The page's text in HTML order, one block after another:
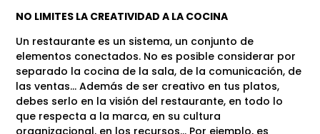
NO LIMITES LA CREATIVIDAD A LA COCINA
Un restaurante es un sistema, un conjunto de
elementos conectados. No es posible considerar por
separado la cocina de la sala, de la comunicación, de
las ventas… Además de ser creativo en tus platos,
debes serlo en la visión del restaurante, en todo lo
que respecta a la marca, en su cultura